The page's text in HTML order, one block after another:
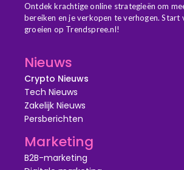
Ontdek krachtige online strategieën om
bereiken en je verkopen te verhogen. Start
groeien op Trendspree.nl!
Nieuws
Crypto Nieuws
Tech Nieuws
Zakelijk Nieuws
Persberichten
Marketing
B2B-marketing